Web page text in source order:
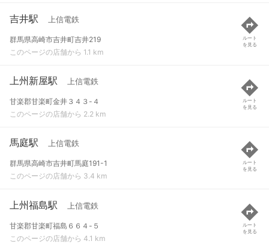
吉井駅 上信電鉄
群馬県高崎市吉井町吉井219
このページの店舗から 1.1 km
ルート
を見る
上州新屋駅 上信電鉄
甘楽郡甘楽町金井３４３-４
このページの店舗から 2.2 km
ルート
を見る
馬庭駅 上信電鉄
群馬県高崎市吉井町馬庭191-1
このページの店舗から 3.4 km
ルート
を見る
上州福島駅 上信電鉄
甘楽郡甘楽町福島６６４-５
このページの店舗から 4.1 km
ルート
を見る